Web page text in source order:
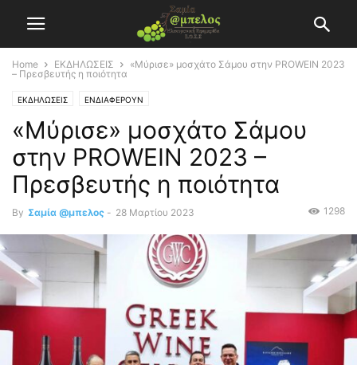
Home ΕΚΔΗΛΩΣΕΙΣ
«Μύρισε» μοσχάτο Σάμου στην PROWEIN 2023
– Πρεσβευτής η ποιότητα
ΕΚΔΗΛΩΣΕΙΣ ΕΝΔΙΑΦΕΡΟΥΝ
«Μύρισε» μοσχάτο Σάμου
στην PROWEIN 2023 –
Πρεσβευτής η ποιότητα
By Σαμία @μπελος - 28 Μαρτίου 2023 1298